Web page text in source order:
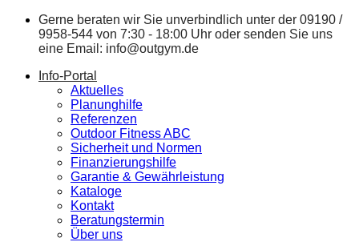
Zum
springen
Gerne beraten wir Sie unverbindlich unter der 09190 /
9958-544 von 7:30 - 18:00 Uhr oder senden Sie uns
eine Email: info@outgym.de
Info-Portal
Aktuelles
Planunghilfe
Referenzen
Outdoor Fitness ABC
Sicherheit und Normen
Finanzierungshilfe
Garantie & Gewährleistung
Kataloge
Kontakt
Beratungstermin
Über uns